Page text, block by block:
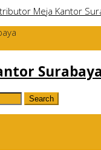
Meja Kantor